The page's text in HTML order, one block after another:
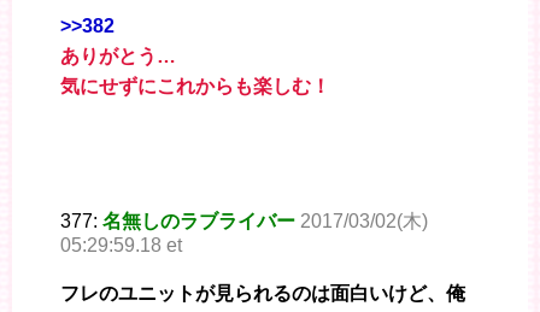
>>382
ありがとう…
気にせずにこれからも楽しむ！
377: 名無しのラブライバー 2017/03/02(木)
05:29:59.18 et
フレのユニットが見られるのは面白いけど、俺